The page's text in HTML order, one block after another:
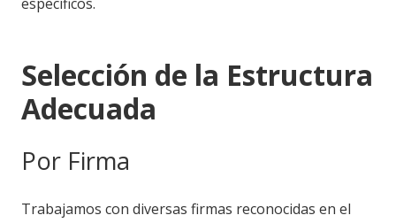
Selección de la Estructura
Adecuada
Por Firma
Trabajamos con diversas firmas reconocidas en el